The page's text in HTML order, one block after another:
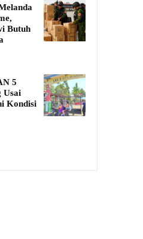
Butuh
5
Usai
Kondisi